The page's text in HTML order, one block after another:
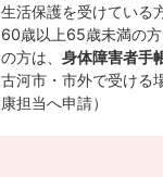
生活保護を受けている
60歳以上65歳未満の
の方は、 身体障害者手
古河市・市外で受ける
康担当へ申請）